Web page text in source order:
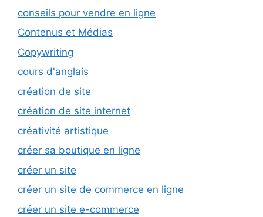
conseils pour vendre en ligne
Contenus et Médias
Copywriting
cours d'anglais
création de site
création de site internet
créativité artistique
créer sa boutique en ligne
créer un site
créer un site de commerce en ligne
créer un site e-commerce